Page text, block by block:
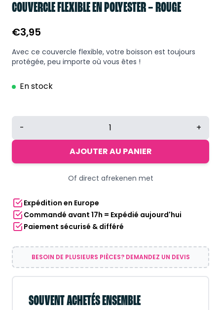
COUVERCLE FLEXIBLE EN POLYESTER – ROUGE
€3,95
Avec ce couvercle flexible, votre boisson est toujours
protégée, peu importe où vous êtes !
En stock
quantité
Couvercle
Rouge
- +
AJOUTER AU PANIER
Of direct afrekenen met
Expédition en Europe
Commandé avant 17h = Expédié aujourd'hui
Paiement sécurisé & différé
BESOIN DE PLUSIEURS PIÈCES? DEMANDEZ UN DEVIS
SOUVENT ACHETÉS ENSEMBLE